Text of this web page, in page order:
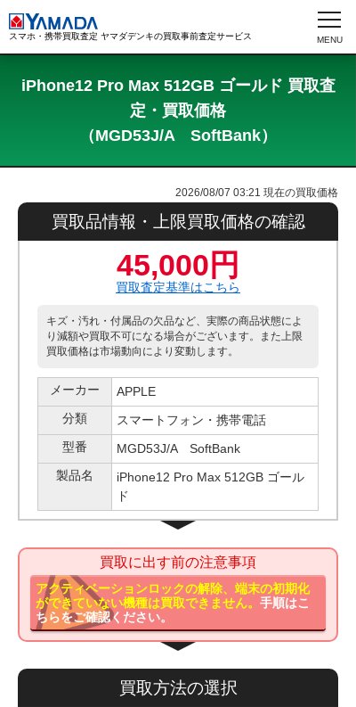
スマホ・携帯買取査定 ヤマダデンキの買取事前査定サービス
iPhone12 Pro Max 512GB ゴールド 買取査
定・買取価格
（MGD53J/A SoftBank）
2026/08/07 03:21 現在の買取価格
買取品情報・上限買取価格の確認
45,000円
買取査定基準はこちら
キズ・汚れ・付属品の欠品など、実際の商品状態によ
り減額や買取不可になる場合がございます。また上限
買取価格は市場動向により変動します。
メーカー
APPLE
分類
スマートフォン・携帯電話
型番
MGD53J/A SoftBank
製品名
iPhone12 Pro Max 512GB ゴール
ド
買取に出す前の注意事項
アクティベーションロックの解除、端末の初期化
ができていない機種は買取できません。手順はこ
ちらをご確認ください。
買取方法の選択